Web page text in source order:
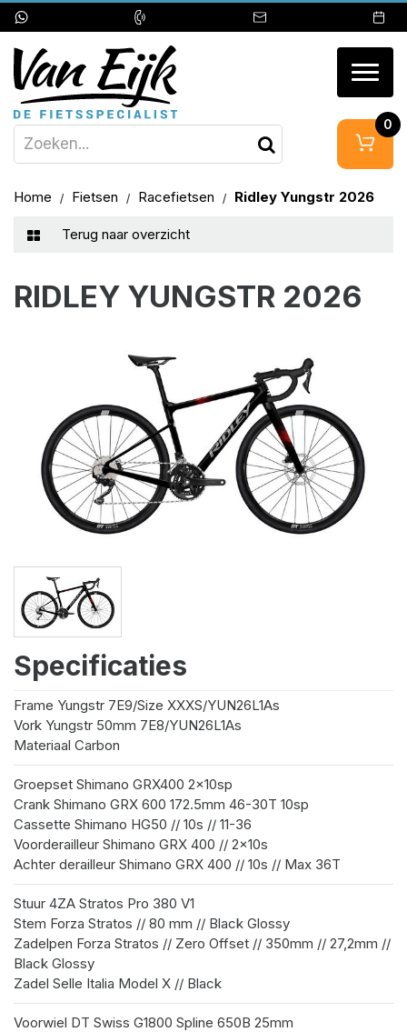
0
Home Fietsen Racefietsen Ridley Yungstr 2026
Terug naar overzicht
RIDLEY YUNGSTR 2026
Specificaties
Frame Yungstr 7E9/Size XXXS/YUN26L1As
Vork Yungstr 50mm 7E8/YUN26L1As
Materiaal Carbon
Groepset Shimano GRX400 2x10sp
Crank Shimano GRX 600 172.5mm 46-30T 10sp
Cassette Shimano HG50 // 10s // 11-36
Voorderailleur Shimano GRX 400 // 2x10s
Achter derailleur Shimano GRX 400 // 10s // Max 36T
Stuur 4ZA Stratos Pro 380 V1
Stem Forza Stratos // 80 mm // Black Glossy
Zadelpen Forza Stratos // Zero Offset // 350mm // 27,2mm //
Black Glossy
Zadel Selle Italia Model X // Black
Voorwiel DT Swiss G1800 Spline 650B 25mm